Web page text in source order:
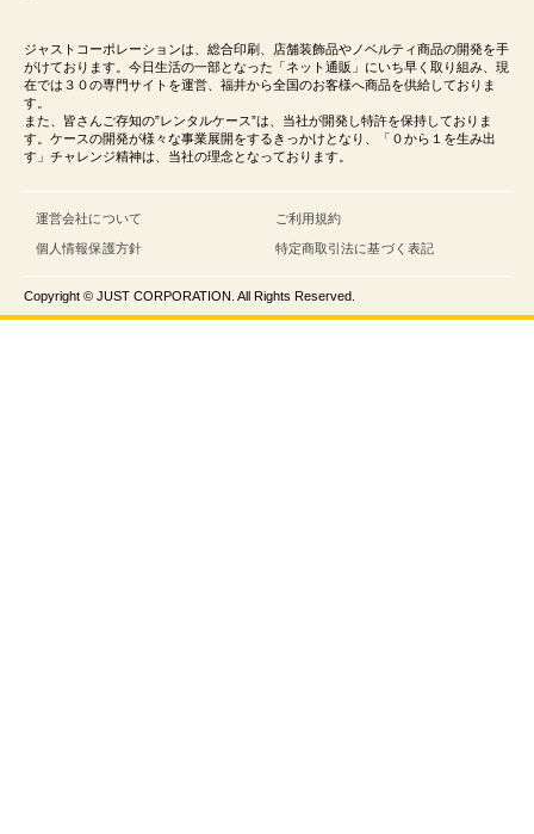
ジャストコーポレーションは、総合印刷、店舗装飾品やノベルティ商品の開発を手
がけております。今日生活の一部となった「ネット通販」にいち早く取り組み、現
在では３０の専門サイトを運営、福井から全国のお客様へ商品を供給しておりま
す。
また、皆さんご存知の”レンタルケース”は、当社が開発し特許を保持しておりま
す。ケースの開発が様々な事業展開をするきっかけとなり、「０から１を生み出
す」チャレンジ精神は、当社の理念となっております。
運営会社について
個人情報保護方針
ご利用規約
特定商取引法に基づく表記
Copyright © JUST CORPORATION. All Rights Reserved.